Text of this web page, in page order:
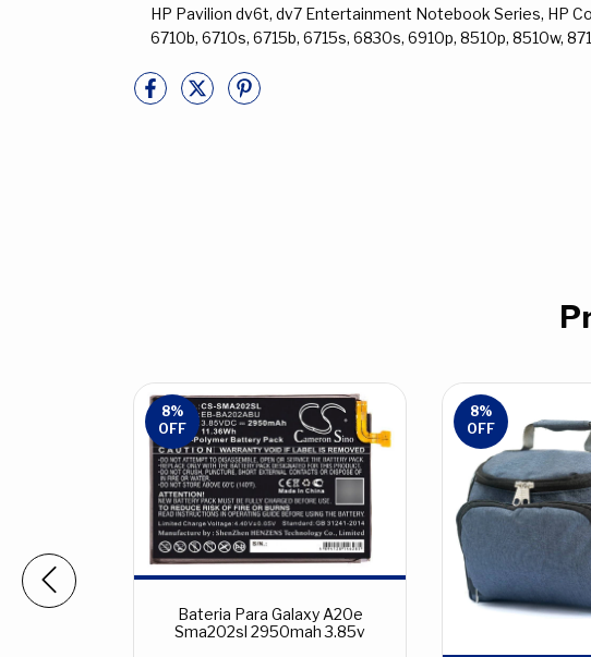
HP Pavilion dv6t, dv7 Entertainment Notebook Series, HP
6710b, 6710s, 6715b, 6715s, 6830s, 6910p, 8510p, 8510w,
Mini
8%
OFF
Bateria Para Galaxy A20e
Sma202sl 2950mah 3.85v
8%
OFF